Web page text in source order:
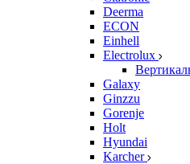
Deerma
ECON
Einhell
Electrolux
Galaxy
Ginzzu
Gorenje
Holt
Hyundai
Karcher